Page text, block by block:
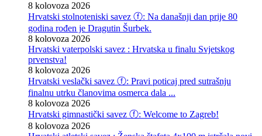
8 kolovoza 2026
Hrvatski stolnoteniski savez ⓕ: Na današnji dan prije 80
godina rođen je Dragutin Šurbek.
8 kolovoza 2026
Hrvatski vaterpolski savez : Hrvatska u finalu Svjetskog
prvenstva!
8 kolovoza 2026
Hrvatski veslački savez ⓕ: Pravi poticaj pred sutrašnju
finalnu utrku članovima osmerca dala ...
8 kolovoza 2026
Hrvatski gimnastički savez ⓕ: Welcome to Zagreb!
8 kolovoza 2026